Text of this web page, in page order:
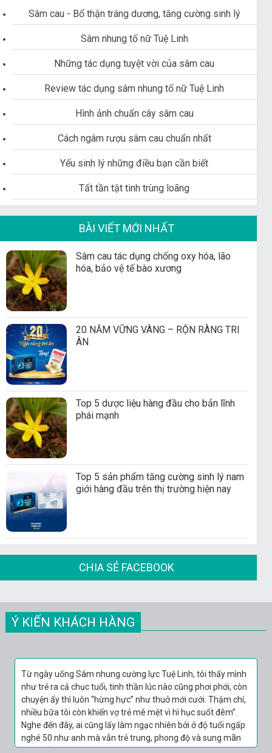
Sâm cau - Bổ thận tráng dương, tăng cường sinh lý
Sâm nhung tố nữ Tuệ Linh
Những tác dụng tuyệt vời của sâm cau
Review tác dụng sâm nhung tố nữ Tuệ Linh
Hình ảnh chuẩn cây sâm cau
Cách ngâm rượu sâm cau chuẩn nhất
Yếu sinh lý những điều bạn cần biết
Tất tần tật tinh trùng loãng
BÀI VIẾT MỚI NHẤT
Sâm cau tác dụng chống oxy hóa, lão
hóa, bảo vệ tế bào xương
20 NĂM VỮNG VÀNG – RỘN RÀNG TRI
ÂN
Top 5 dược liệu hàng đầu cho bản lĩnh
phái mạnh
Top 5 sản phẩm tăng cường sinh lý nam
giới hàng đầu trên thị trường hiện nay
CHIA SẺ FACEBOOK
Ý KIẾN KHÁCH HÀNG
Đâu hơn 10 ngày thay đổi thì 2 vợ chồng thử lại. Nói là thử
mà “làm thật” hơn cả năm vừa rồi gộp lại. Lên đỉnh 3 lần,
sung sướng nhất là phát cuối 2 vợ chồng lại cùng nhau…
Xong việc người khoan khoái, thoải mái ôm ngủ đến sáng
thắm thiết như hồi còn son.